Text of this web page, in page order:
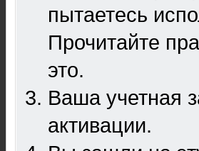
пытаетесь
Прочитайте
это.
Ваша учетная
активации.